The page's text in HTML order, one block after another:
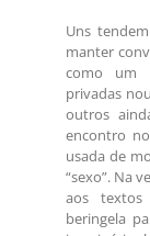
Uns
manter
como um
privadas
outros
encontro
usada de
“sexo”. Na
aos
beringela